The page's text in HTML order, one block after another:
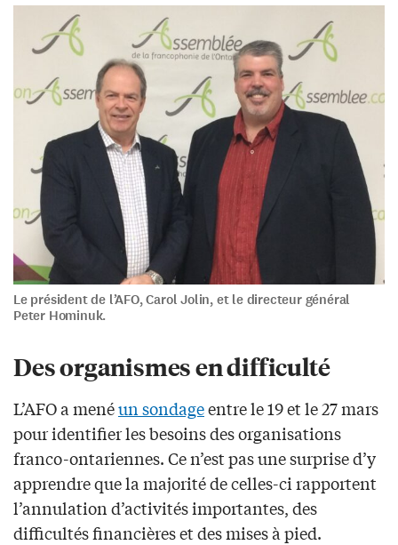
Le président de l’AFO, Carol Jolin, et le directeur général
Peter Hominuk.
Des organismes en difficulté
L’AFO a menéun sondageentre le 19 et le 27 mars
pour identifier les besoins des organisations
franco-ontariennes. Ce n’est pas une surprise d’y
apprendre que la majorité de celles-ci rapportent
l’annulation d’activités importantes, des
difficultés financières et des mises à pied.